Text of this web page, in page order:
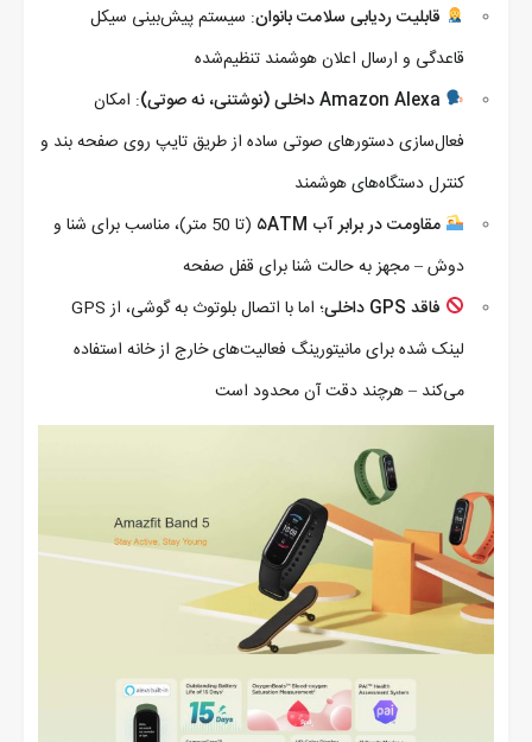
قابلیت ردیابی سلامت بانوان: سیستم پیش‌بینی سیکل
قاعدگی و ارسال اعلان هوشمند تنظیم‌شده
: امکان
فعال‌سازی دستورهای صوتی ساده از طریق تایپ روی صفحه بند و
کنترل دستگاه‌های هوشمند
مقاومت در برابر آب ۵ATM
(تا 50 متر)، مناسب برای شنا و
دوش – مجهز به حالت شنا برای قفل صفحه
فاقد GPS داخلی
؛ اما با اتصال بلوتوث به گوشی، از GPS
لینک شده برای مانیتورینگ فعالیت‌های خارج از خانه استفاده
می‌کند – هرچند دقت آن محدود است